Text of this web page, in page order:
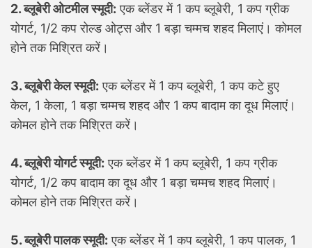
2. ब्लूबेरी ओटमील स्मूदी:एक ब्लेंडर में 1 कप ब्लूबेरी, 1 कप ग्रीक
योगर्ट, 1/2 कप रोल्ड ओट्स और 1 बड़ा चम्मच शहद मिलाएं। कोमल
होने तक मिश्रित करें।
3. ब्लूबेरी केल स्मूदी:एक ब्लेंडर में 1 कप ब्लूबेरी, 1 कप कटे हुए
केल, 1 केला, 1 बड़ा चम्मच शहद और 1 कप बादाम का दूध मिलाएं।
कोमल होने तक मिश्रित करें।
4. ब्लूबेरी योगर्ट स्मूदी:एक ब्लेंडर में 1 कप ब्लूबेरी, 1 कप ग्रीक
योगर्ट, 1/2 कप बादाम का दूध और 1 बड़ा चम्मच शहद मिलाएं।
कोमल होने तक मिश्रित करें।
5. ब्लूबेरी पालक स्मूदी:एक ब्लेंडर में 1 कप ब्लूबेरी, 1 कप पालक, 1